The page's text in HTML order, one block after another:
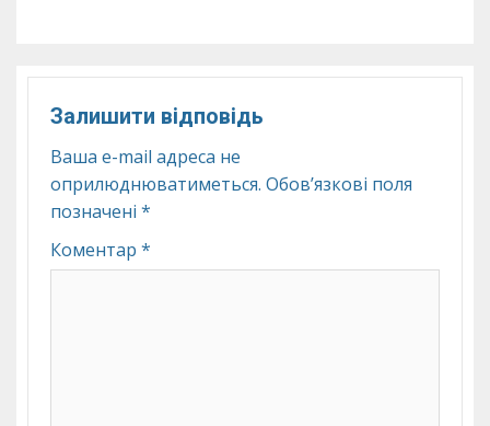
Залишити відповідь
Ваша e-mail адреса не
оприлюднюватиметься. Обов’язкові поля
позначені *
Коментар *